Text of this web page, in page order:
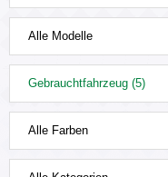
Alle Modelle
Gebrauchtfahrzeug (5)
Alle Farben